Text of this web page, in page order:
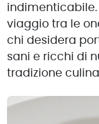
indimenticabile.
viaggio tra le
chi desidera
sani e ricchi di
tradizione